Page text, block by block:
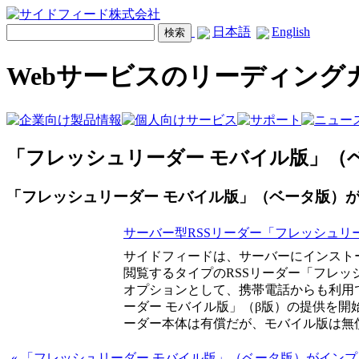
日本語 English
Webサービスのリーディング
「フレッシュリーダー モバイル版」
「フレッシュリーダー モバイル版」（ベータ版
サーバー型RSSリーダー「フレッシュリ
サイドフィードは、サーバーにインス
閲覧するタイプのRSSリーダー「フレッ
オプションとして、携帯電話からも利
ーダー モバイル版」（β版）の提供を開
ーダー本体は有償だが、モバイル版は